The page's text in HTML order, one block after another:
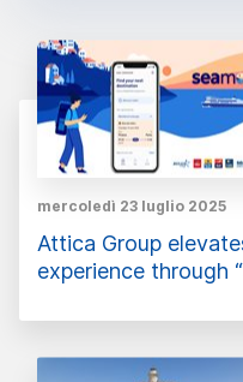
mercoledì 23 luglio 2025
Attica Group
experience through